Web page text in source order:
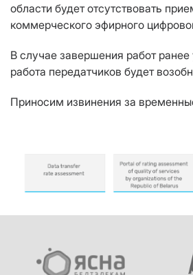
области будет отсутствовать
коммерческого эфирного
В случае завершения работ ранее
работа передатчиков будет
Приносим извинения за